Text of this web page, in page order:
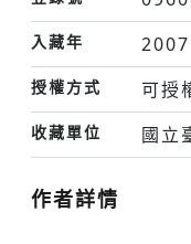
入藏年 2007
授權方式 可授
收藏單位 國立
作者詳情